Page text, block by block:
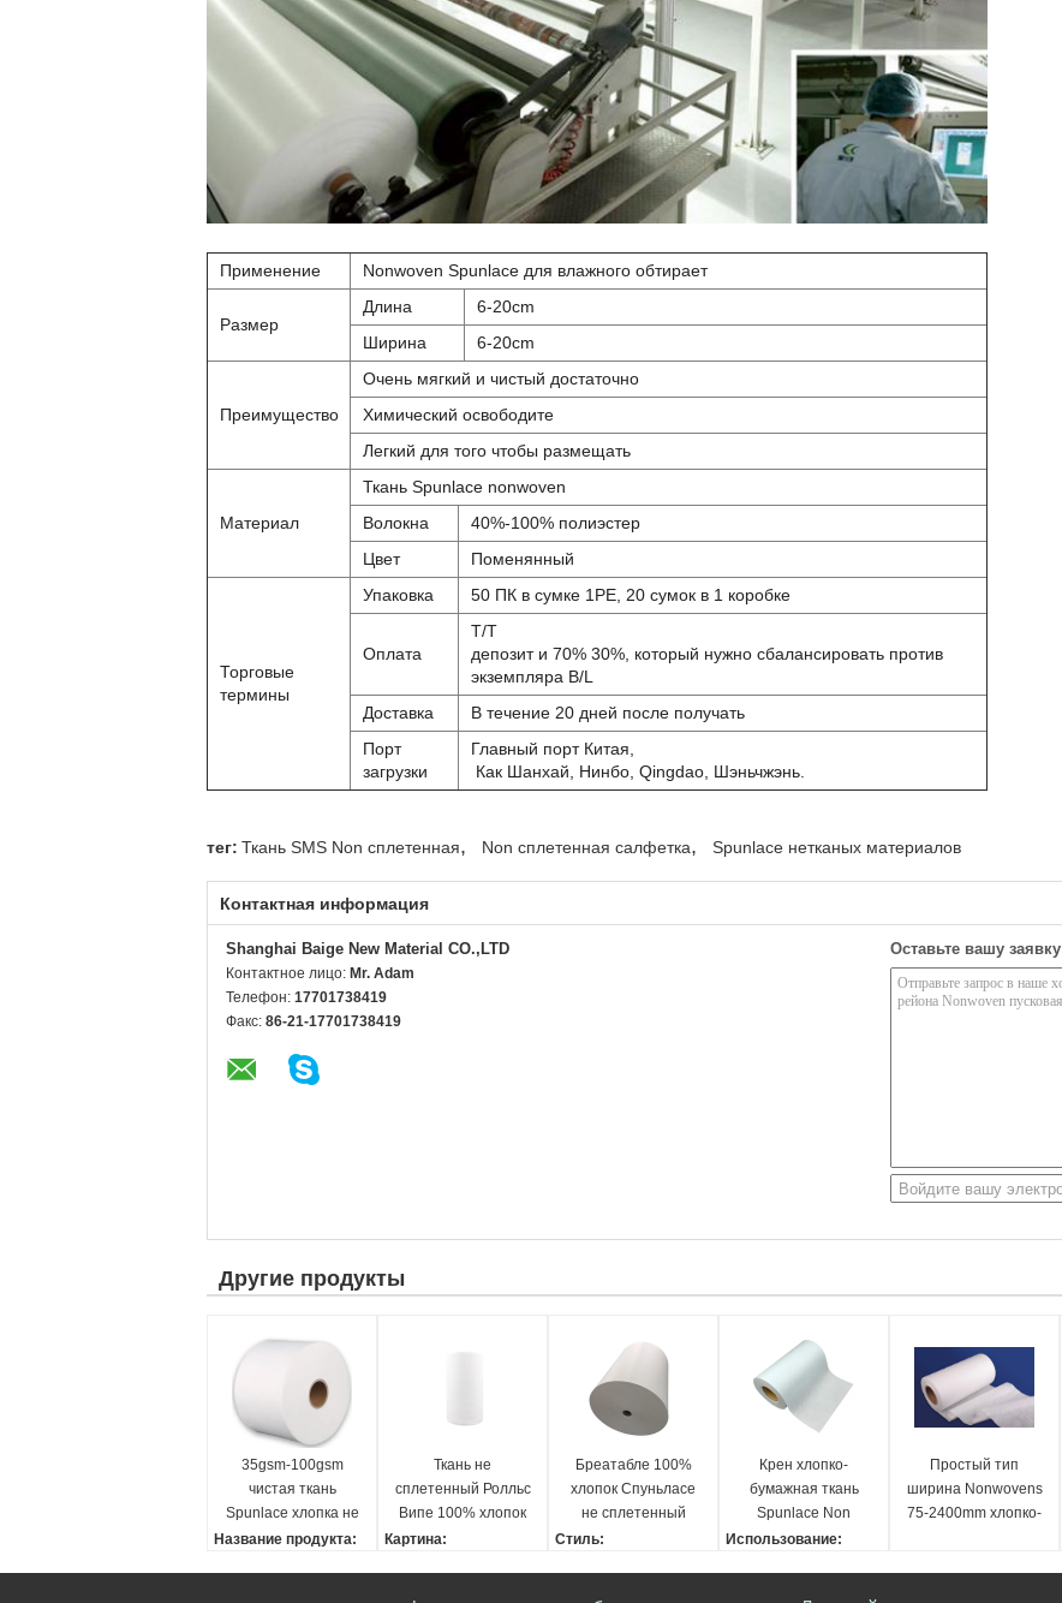
Применение Nonwoven Spunlace для влажного обтирает
Размер
Длина
6-20cm
Ширина
6-20cm
Преимущество
Очень мягкий и чистый достаточно
Химический освободите
Легкий для того чтобы размещать
Материал
Ткань Spunlace nonwoven
Волокна
40%-100% полиэстер
Цвет
Поменянный
Торговые
термины
Упаковка 50 ПК в сумке 1PE, 20 сумок в 1 коробке
Оплата
T/T
депозит и 70% 30%, который нужно сбалансировать против
экземпляра B/L
Доставка
В течение 20 дней после получать
Порт
загрузки
Главный порт Китая,
Как Шанхай, Нинбо, Qingdao, Шэньчжэнь.
тег: Ткань SMS Non сплетенная, Non сплетенная салфетка, Spunlace нетканых материалов
Контактная информация
Shanghai Baige New Material CO.,LTD
Контактное лицо: Mr. Adam
Телефон: 17701738419
Факс: 86-21-17701738419
Оставьте вашу заявку
Другие продукты
35gsm-100gsm
чистая ткань
Spunlace хлопка не
сплетенная для
Название продукта:
Ткань не
сплетенный Ролльс
Випе 100% хлопок
Спуньласе
Картина:
Бреатабле 100%
хлопок Спуньласе
не сплетенный
Стиль:
Крен хлопко-
бумажная ткань
Spunlace Non
сплетенный для
Использование:
Простый тип
ширина Nonwovens
75-2400mm хлопко-